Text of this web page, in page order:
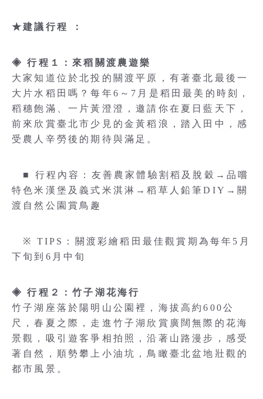
★建議行程 ：
◈ 行程１：來稻關渡農遊樂
大家知道位於北投的關渡平原，有著臺北最後一
大片水稻田嗎？每年6～7月是稻田最美的時刻，
稻穗飽滿、一片黃澄澄，邀請你在夏日藍天下，
前來欣賞臺北市少見的金黃稻浪，踏入田中，感
受農人辛勞後的期待與滿足。
■ 行程內容：友善農家體驗割稻及脫穀→品嚐
特色米漢堡及義式米淇淋→稻草人鉛筆DIY→關
渡自然公園賞鳥趣
※ TIPS：關渡彩繪稻田最佳觀賞期為每年5月
下旬到6月中旬
◈ 行程２：竹子湖花海行
竹子湖座落於陽明山公園裡，海拔高約600公
尺，春夏之際，走進竹子湖欣賞廣闊無際的花海
景觀，吸引遊客爭相拍照，沿著山路漫步，感受
著自然，順勢攀上小油坑，鳥瞰臺北盆地壯觀的
都市風景。